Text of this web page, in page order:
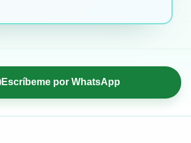
Escríbeme por WhatsApp